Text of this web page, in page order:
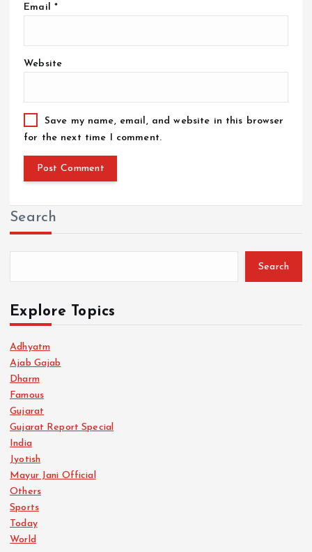
Email *
Website
Save my name, email, and website in this browser
for the next time I comment.
Search
Search
Explore Topics
Adhyatm
Ajab Gajab
Dharm
Famous
Gujarat
Gujarat Report Special
India
Jyotish
Mayur Jani Official
Others
Sports
Today
World